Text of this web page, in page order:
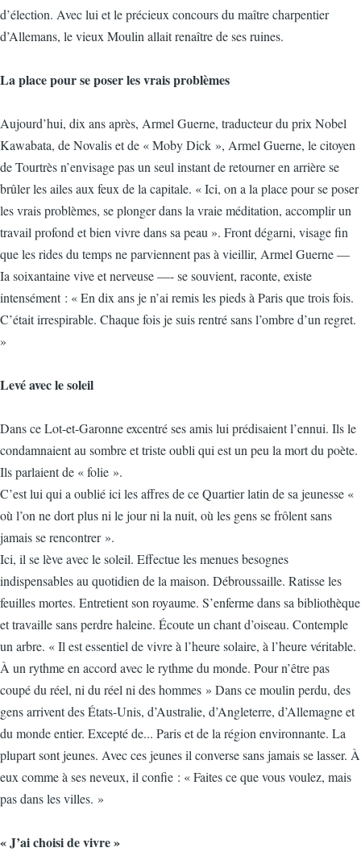
d’élection. Avec lui et le précieux concours du maître charpentier
d’Allemans, le vieux Moulin allait renaître de ses ruines.
La place pour se poser les vrais problèmes
Aujourd’hui, dix ans après, Armel Guerne, traducteur du prix Nobel
Kawabata, de Novalis et de « Moby Dick », Armel Guerne, le citoyen
de Tourtrès n’envisage pas un seul instant de retourner en arrière se
brûler les ailes aux feux de la capitale. « Ici, on a la place pour se poser
les vrais problèmes, se plonger dans la vraie méditation, accomplir un
travail profond et bien vivre dans sa peau ». Front dégarni, visage fin
que les rides du temps ne parviennent pas à vieillir, Armel Guerne —
Ia soixantaine vive et nerveuse —- se souvient, raconte, existe
intensément : « En dix ans je n’ai remis les pieds à Paris que trois fois.
C’était irrespirable. Chaque fois je suis rentré sans l’ombre d’un regret.
»
Levé avec le soleil
Dans ce Lot-et-Garonne excentré ses amis lui prédisaient l’ennui. Ils le
condamnaient au sombre et triste oubli qui est un peu la mort du poète.
Ils parlaient de « folie ».
C’est lui qui a oublié ici les affres de ce Quartier latin de sa jeunesse «
où l’on ne dort plus ni le jour ni la nuit, où les gens se frôlent sans
jamais se rencontrer ».
Ici, il se lève avec le soleil. Effectue les menues besognes
indispensables au quotidien de la maison. Débroussaille. Ratisse les
feuilles mortes. Entretient son royaume. S’enferme dans sa bibliothèque
et travaille sans perdre haleine. Écoute un chant d’oiseau. Contemple
un arbre. « Il est essentiel de vivre à l’heure solaire, à l’heure véritable.
À un rythme en accord avec le rythme du monde. Pour n’être pas
coupé du réel, ni du réel ni des hommes » Dans ce moulin perdu, des
gens arrivent des États-Unis, d’Australie, d’Angleterre, d’Allemagne et
du monde entier. Excepté de... Paris et de la région environnante. La
plupart sont jeunes. Avec ces jeunes il converse sans jamais se lasser. À
eux comme à ses neveux, il confie : « Faites ce que vous voulez, mais
pas dans les villes. »
« J’ai choisi de vivre »